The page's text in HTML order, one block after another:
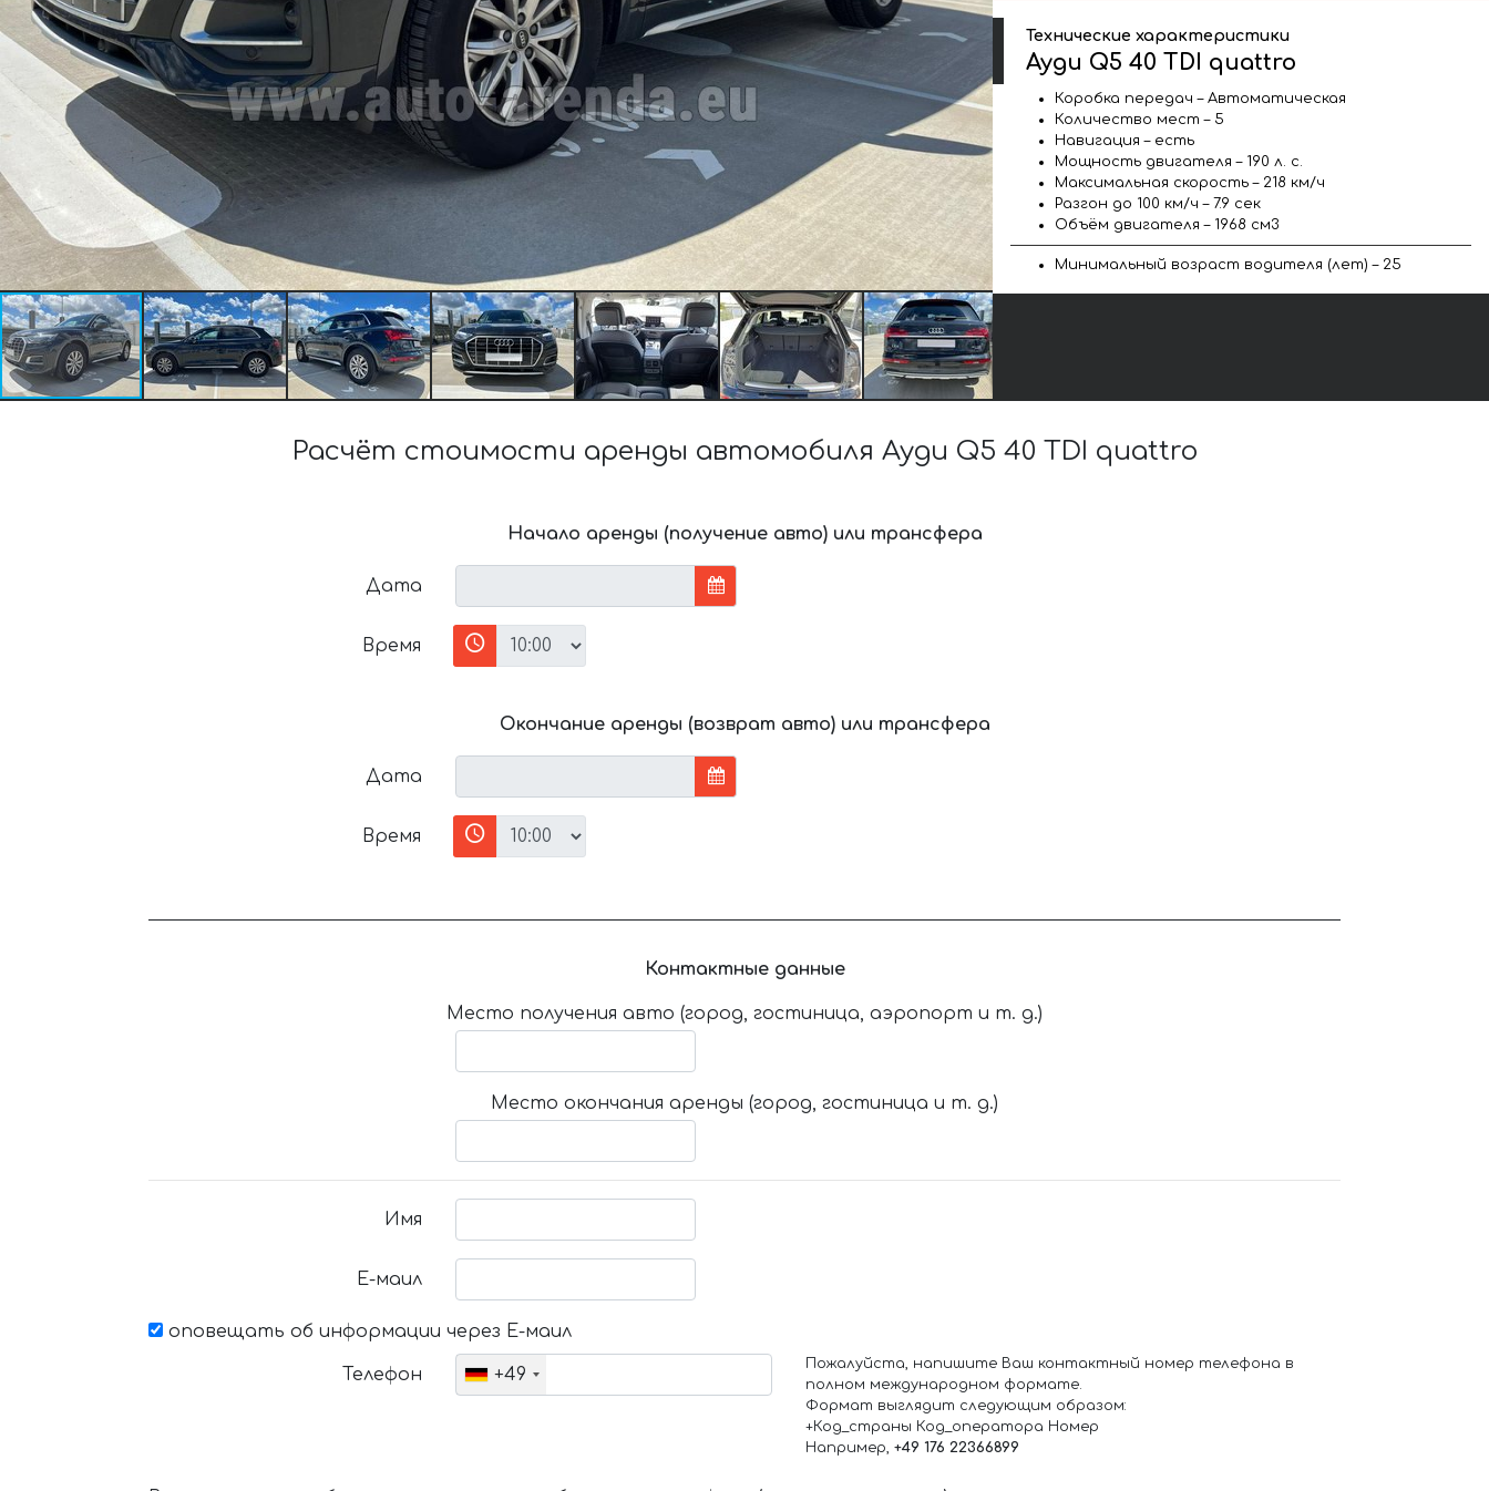
Технические характеристики
Ауди Q5 40 TDI quattro
Коробка передач – Автоматическая
Количество мест – 5
Навигация – есть
Мощность двигателя – 190 л. с.
Максимальная скорость – 218 км/ч
Разгон до 100 км/ч – 7.9 сек
Объём двигателя – 1968 см3
Минимальный возраст водителя (лет) – 25
Расчёт стоимости аренды автомобиля Ауди Q5 40 TDI quattro
Начало аренды (получение авто) или трансфера
Дата
Время
Окончание аренды (возврат авто) или трансфера
Дата
Время
Контактные данные
Место получения авто (город, гостиница, аэропорт и т. д.)
Место окончания аренды (город, гостиница и т. д.)
Имя
Е-маил
оповещать об информации через Е-маил
Телефон +49
Пожалуйста, напишите Ваш контактный номер телефона в
полном международном формате.
Формат выглядит следующим образом:
+Код_страны Код_оператора Номер
Например, +49 176 22366899